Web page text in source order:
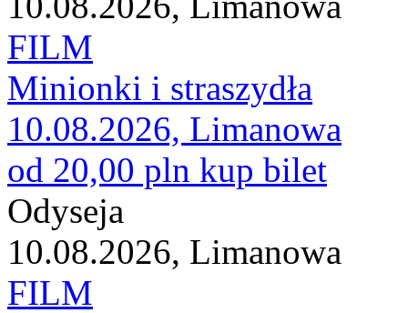
FILM
Minionki i straszydła
10.08.2026, Limanowa
od 20,00 pln kup bilet
Odyseja
10.08.2026, Limanowa
FILM